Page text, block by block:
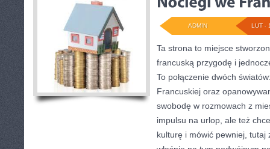
LUT -
ADMIN
Ta strona to miejsce
francuską przygodę i
To połączenie dwóch
Francuskiej oraz
swobodę w rozmowach z
impulsu na urlop, ale też
kulturę i mówić pewniej,